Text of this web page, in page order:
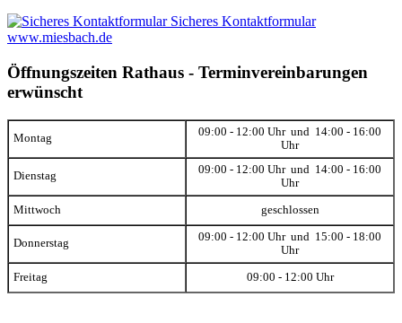
Sicheres Kontaktformular
www.miesbach.de
Öffnungszeiten Rathaus - Terminvereinbarungen
erwünscht
Montag
09:00 - 12:00 Uhr und 14:00 - 16:00
Uhr
Dienstag
09:00 - 12:00 Uhr und 14:00 - 16:00
Uhr
Mittwoch geschlossen
Donnerstag
09:00 - 12:00 Uhr und 15:00 - 18:00
Uhr
Freitag 09:00 - 12:00 Uhr